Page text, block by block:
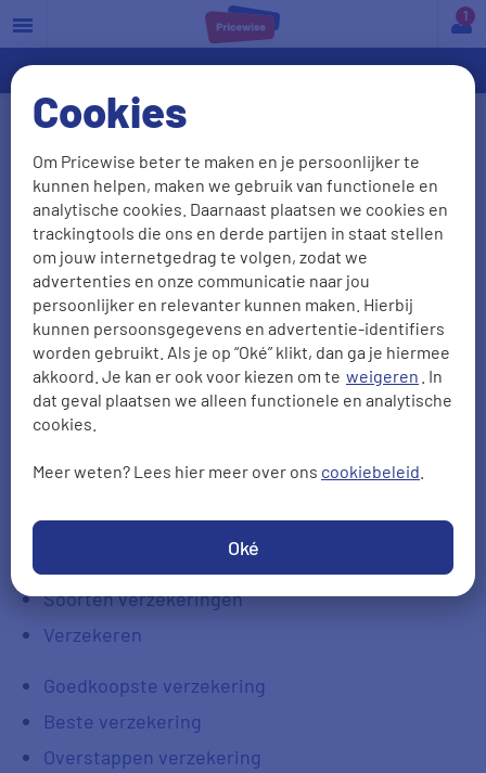
Cookies
Om Pricewise beter te maken en je persoonlijker te
kunnen helpen, maken we gebruik van functionele en
analytische cookies. Daarnaast plaatsen we cookies en
trackingtools die ons en derde partijen in staat stellen
om jouw internetgedrag te volgen, zodat we
advertenties en onze communicatie naar jou
persoonlijker en relevanter kunnen maken. Hierbij
kunnen persoonsgegevens en advertentie-identifiers
worden gebruikt. Als je op “Oké” klikt, dan ga je hiermee
akkoord. Je kan er ook voor kiezen om te weigeren . In
dat geval plaatsen we alleen functionele en analytische
cookies.
Meer weten? Lees hier meer over ons cookiebeleid
Oké
a
Bij ons vergelijk je verzekeringen en vind je heel
goede deals. We proberen het je zo eenvoudig
mogelijk te maken om elk soort verzekering te
vergelijken. Omdat wij het zonde vinden als jij
onnodig te veel premie betaalt voor je
verzekeringen. Wij vertellen je welke verzekeringen
je bij ons kunt vergelijken, hoe je bij ons de
goedkoopste verzekering vindt en hoe
overstappen werkt.
Verzekeringen
Alle verzekeringen vergelijken
Soorten verzekeringen
Verzekeren
Goedkoopste verzekering
Beste verzekering
Overstappen verzekering